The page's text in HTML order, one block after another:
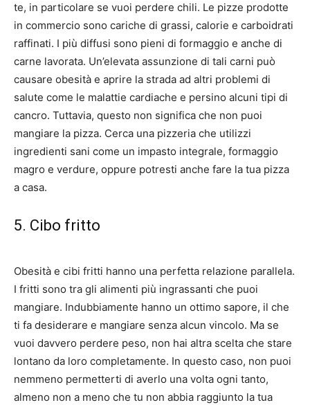
te, in particolare se vuoi perdere chili. Le pizze prodotte
in commercio sono cariche di grassi, calorie e carboidrati
raffinati. I più diffusi sono pieni di formaggio e anche di
carne lavorata. Un’elevata assunzione di tali carni può
causare obesità e aprire la strada ad altri problemi di
salute come le malattie cardiache e persino alcuni tipi di
cancro. Tuttavia, questo non significa che non puoi
mangiare la pizza. Cerca una pizzeria che utilizzi
ingredienti sani come un impasto integrale, formaggio
magro e verdure, oppure potresti anche fare la tua pizza
a casa.
5. Cibo fritto
Obesità e cibi fritti hanno una perfetta relazione parallela.
I fritti sono tra gli alimenti più ingrassanti che puoi
mangiare. Indubbiamente hanno un ottimo sapore, il che
ti fa desiderare e mangiare senza alcun vincolo. Ma se
vuoi davvero perdere peso, non hai altra scelta che stare
lontano da loro completamente. In questo caso, non puoi
nemmeno permetterti di averlo una volta ogni tanto,
almeno non a meno che tu non abbia raggiunto la tua